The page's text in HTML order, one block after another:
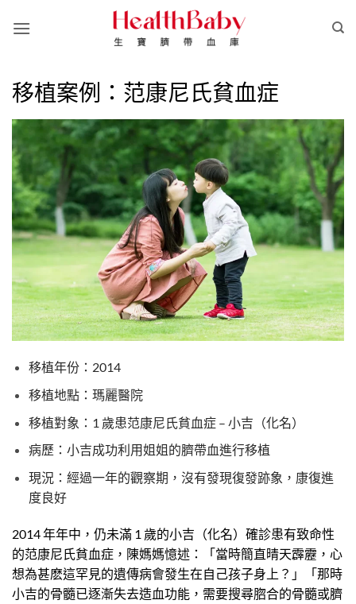
移植案例：范康尼氏貧血症
移植年份：2014
移植地點：瑪麗醫院
移植對象：1 歲患范康尼氏貧血症 – 小吉（化名）
病歷：小吉成功利用姐姐的臍帶血進行移植
現況：經過一年的觀察期，沒有發現復發跡象，康復進
度良好
2014 年年中，仍未滿 1 歲的小吉（化名）確診患有致命性
的范康尼氏貧血症，陳媽媽憶述：「當時簡直晴天霹靂，心
想為甚麽這罕見的遺傳病會發生在自己孩子身上？」「那時
小吉的骨髓已逐漸失去造血功能，需要搜尋脗合的骨髓或臍